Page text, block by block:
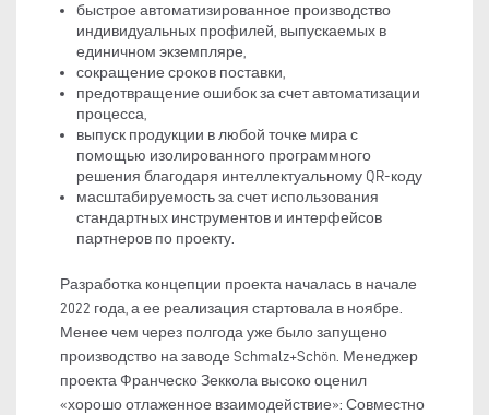
быстрое автоматизированное производство
индивидуальных профилей, выпускаемых в
единичном экземпляре,
сокращение сроков поставки,
предотвращение ошибок за счет автоматизации
процесса,
выпуск продукции в любой точке мира с
помощью изолированного программного
решения благодаря интеллектуальному QR-коду
масштабируемость за счет использования
стандартных инструментов и интерфейсов
партнеров по проекту.
Разработка концепции проекта началась в начале
2022 года, а ее реализация стартовала в ноябре.
Менее чем через полгода уже было запущено
производство на заводе Schmalz+Schön. Менеджер
проекта Франческо Зеккола высоко оценил
«хорошо отлаженное взаимодействие»: Совместно